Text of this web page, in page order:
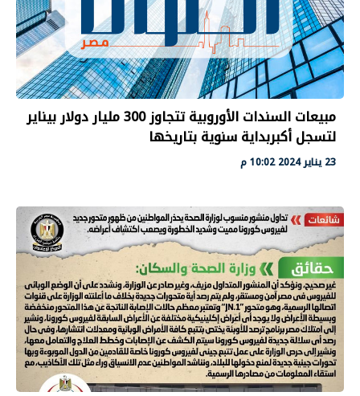
مبيعات السندات الأوروبية تتجاوز 300 مليار دولار بيناير
لتسجل أكبربداية سنوية بتاريخها
23 يناير 2024 10:02 م